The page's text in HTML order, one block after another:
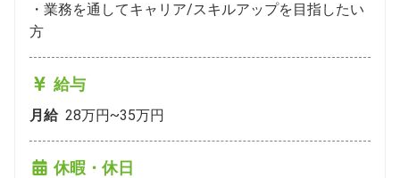
・業務を通してキャリア/スキルアップを目指したい
方
給与
月給 28万円~35万円
休暇・休日